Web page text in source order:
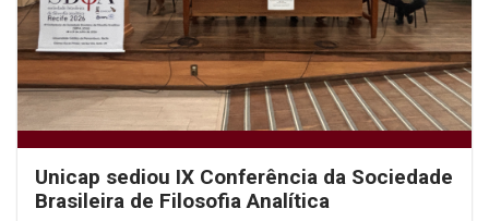
Unicap sediou IX Conferência da Sociedade
Brasileira de Filosofia Analítica